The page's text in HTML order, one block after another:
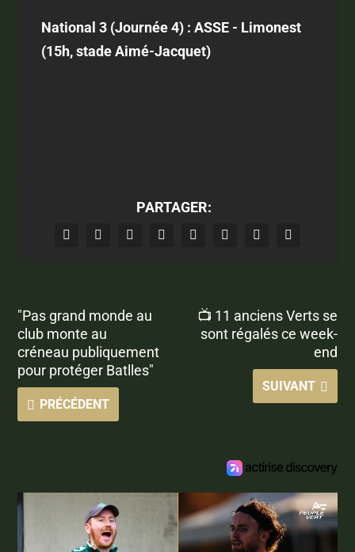
National 3 (Journée 4) : ASSE - Limonest
(15h, stade Aimé-Jacquet)
PARTAGER:
"Pas grand monde au
club monte au
créneau publiquement
pour protéger Batlles"
PRÉCÉDENT
📺 11 anciens Verts se
sont régalés ce week-
end
SUIVANT